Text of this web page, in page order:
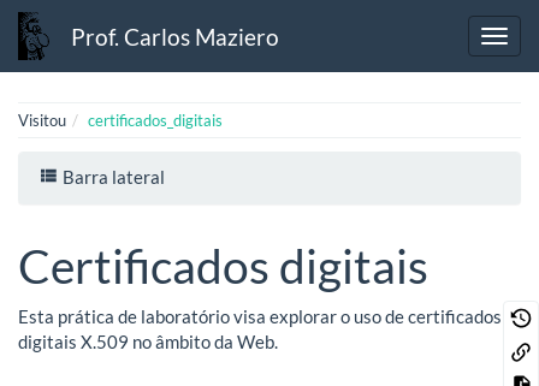
Prof. Carlos Maziero
Visitou certificados_digitais
Barra lateral
Certificados digitais
Esta prática de laboratório visa explorar o uso de certificados
digitais X.509 no âmbito da Web.